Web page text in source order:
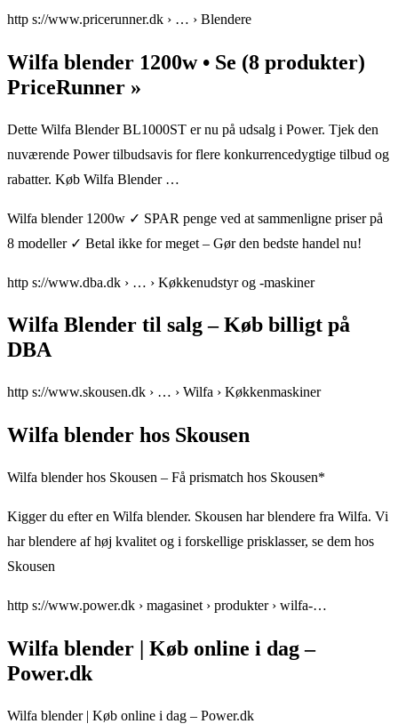
http s://www.pricerunner.dk › … › Blendere
Wilfa blender 1200w • Se (8 produkter)
PriceRunner »
Dette Wilfa Blender BL1000ST er nu på udsalg i Power. Tjek den
nuværende Power tilbudsavis for flere konkurrencedygtige tilbud og
rabatter. Køb Wilfa Blender …
Wilfa blender 1200w ✓ SPAR penge ved at sammenligne priser på
8 modeller ✓ Betal ikke for meget – Gør den bedste handel nu!
http s://www.dba.dk › … › Køkkenudstyr og -maskiner
Wilfa Blender til salg – Køb billigt på
DBA
http s://www.skousen.dk › … › Wilfa › Køkkenmaskiner
Wilfa blender hos Skousen
Wilfa blender hos Skousen – Få prismatch hos Skousen*
Kigger du efter en Wilfa blender. Skousen har blendere fra Wilfa. Vi
har blendere af høj kvalitet og i forskellige prisklasser, se dem hos
Skousen
http s://www.power.dk › magasinet › produkter › wilfa-…
Wilfa blender | Køb online i dag –
Power.dk
Wilfa blender | Køb online i dag – Power.dk